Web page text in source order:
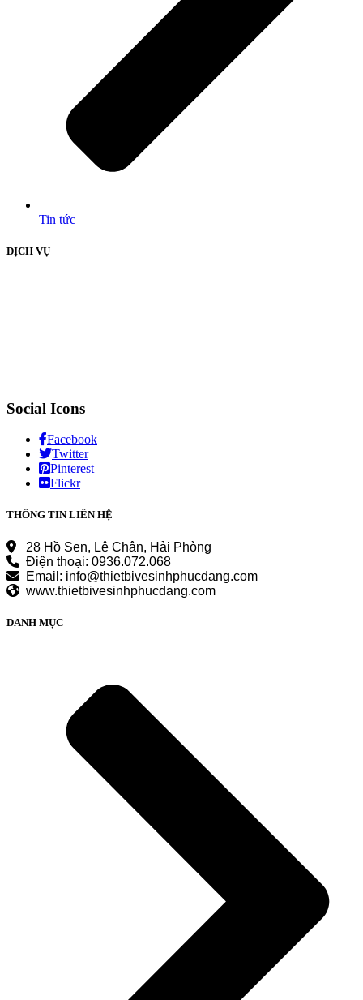
Tin tức
DỊCH VỤ
Social Icons
Facebook
Twitter
Pinterest
Flickr
THÔNG TIN LIÊN HỆ
28 Hồ Sen, Lê Chân, Hải Phòng
Điện thoại: 0936.072.068
Email: info@thietbivesinhphucdang.com
www.thietbivesinhphucdang.com
DANH MỤC